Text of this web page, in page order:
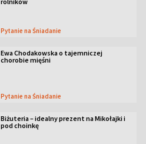
Pytanie na Śniadanie
Ewa Chodakowska o tajemniczej
chorobie mięśni
Pytanie na Śniadanie
Biżuteria – idealny prezent na Mikołajki i
pod choinkę